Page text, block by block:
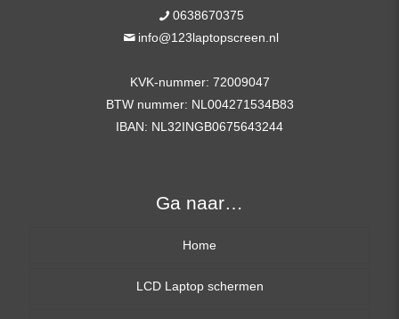
0638670375
info@123laptopscreen.nl
KVK-nummer: 72009047
BTW nummer: NL004271534B83
IBAN: NL32INGB0675643244
Ga naar…
Home
LCD Laptop schermen